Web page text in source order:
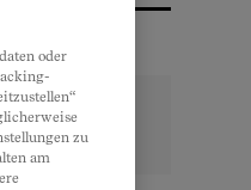
oder
zu
am